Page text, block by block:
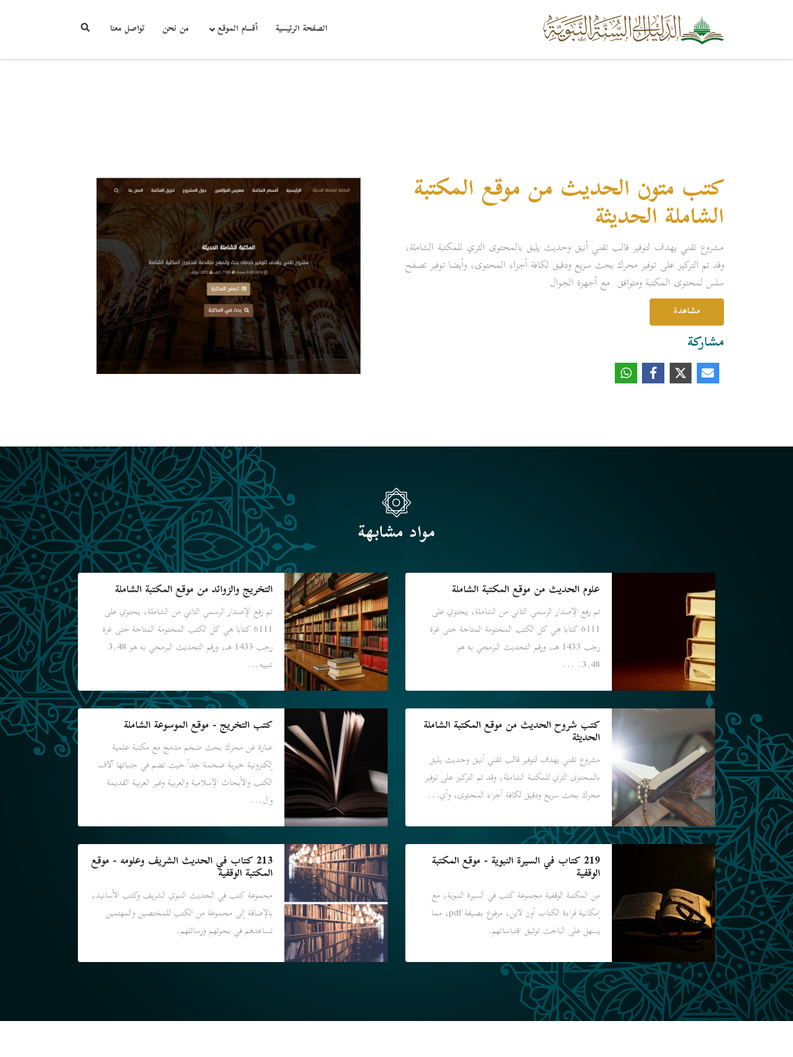
الصفحة الرئيسية أقسام الموقع من نحن تواصل معنا
كتب متون الحديث من موقع المكتبة
الشاملة الحديثة
مشروع تقني يهدف لتوفير قالب تقني أنيق وحديث يليق بالمحتوى الثري للمكتبة الشاملة،
وقد تم التركيز على توفير محرك بحث سريع ودقيق لكافة أجزاء المحتوى، وأيضا توفير تصفح
سلس لمحتوى المكتبة ومتوافق مع أجهزة الجوال
مشاهدة
مشاركة
مواد مشابهة
علوم الحديث من موقع المكتبة الشاملة
تم رفع الإصدار الرسمي الثاني من الشاملة، يحتوي على
6111 كتابا هي كل الكتب المختومة المتاحة حتى غرة
رجب 1433 هـ، ورقم التحديث البرمجي به هو
3.48. ...
التخريج والزوائد من موقع المكتبة الشاملة
تم رفع الإصدار الرسمي الثاني من الشاملة، يحتوي على
6111 كتابا هي كل الكتب المختومة المتاحة حتى غرة
رجب 1433 هـ، ورقم التحديث البرمجي به هو 3.48
تنبيه...
كتب شروح الحديث من موقع المكتبة الشاملة
الحديثة
مشروع تقني يهدف لتوفير قالب تقني أنيق وحديث يليق
بالمحتوى الثري للمكتبة الشاملة، وقد تم التركيز على توفير
محرك بحث سريع ودقيق لكافة أجزاء المحتوى، وأي...
كتب التخريج - موقع الموسوعة الشاملة
عبارة عن محرك بحث ضخم مدمج مع مكتبة علمية
إلكترونية خيرية ضخمة جداً حيث تضم في جنباتها آلاف
الكتب والأبحاث الإسلامية والعربية وغير العربية القديمة
وال...
219 كتاب في السيرة النبوية - موقع المكتبة
الوقفية
من المكتبة الوقفية مجموعة كتب في السيرة النبوية، مع
إمكانية قراءة الكتاب أون لاين، مرفوع بصيغة pdf، مما
يسهل على الباحث توثيق اقتباساتهم.
213 كتاب في الحديث الشريف وعلومه - موقع
المكتبة الوقفية
مجموعة كتب في الحديث النبوي الشريف وكتب الأسانيد،
بالإضافة إلى مجموعة من الكتب للمختصين والمهتمين
تساعدهم في بحوثهم ورسائلهم.